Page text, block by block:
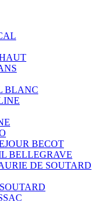
BLANC
BECOT
BELLEGRAVE
DE SOUTARD